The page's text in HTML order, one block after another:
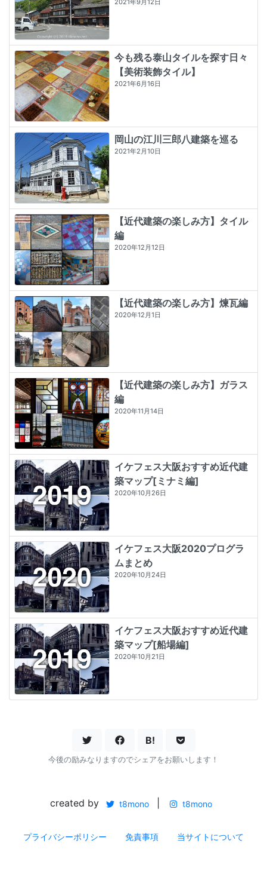
2021年9月12日
今も残る泰山タイルを探す日々
【美術装飾タイル】
2021年6月16日
岡山の江川三郎八建築を巡る
2021年2月10日
【近代建築の楽しみ方】タイル
編
2020年12月12日
【近代建築の楽しみ方】煉瓦編
2020年12月1日
【近代建築の楽しみ方】ガラス
編
2020年11月14日
イケフェス大阪おすすめ近代建
築マップ[ミナミ編]
2020年10月26日
イケフェス大阪2020プログラ
ムまとめ
2020年10月24日
イケフェス大阪おすすめ近代建
築マップ[船場編]
2020年10月21日
B!
今後の励みなりますのでシェアをお願いします！
created by t8mono t8mono
プライバシーポリシー 免責事項 当サイトについて